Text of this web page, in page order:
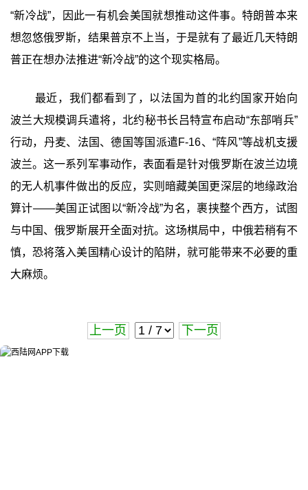
“新冷战”，因此一有机会美国就想推动这件事。特朗普本来
想忽悠俄罗斯，结果普京不上当，于是就有了最近几天特朗
普正在想办法推进“新冷战”的这个现实格局。
最近，我们都看到了，以法国为首的北约国家开始向
波兰大规模调兵遣将，北约秘书长吕特宣布启动“东部哨兵”
行动，丹麦、法国、德国等国派遣F-16、“阵风”等战机支援
波兰。这一系列军事动作，表面看是针对俄罗斯在波兰边境
的无人机事件做出的反应，实则暗藏美国更深层的地缘政治
算计——美国正试图以“新冷战”为名，裹挟整个西方，试图
与中国、俄罗斯展开全面对抗。这场棋局中，中俄若稍有不
慎，恐将落入美国精心设计的陷阱，就可能带来不必要的重
大麻烦。
上一页 下一页